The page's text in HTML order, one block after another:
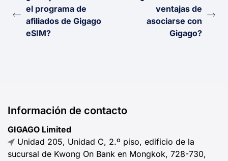
el programa de
afiliados de Gigago
eSIM?
ventajas de
asociarse con
Gigago?
Información de contacto
GIGAGO Limited
Unidad 205, Unidad C, 2.º piso, edificio de la
sucursal de Kwong On Bank en Mongkok, 728-730,